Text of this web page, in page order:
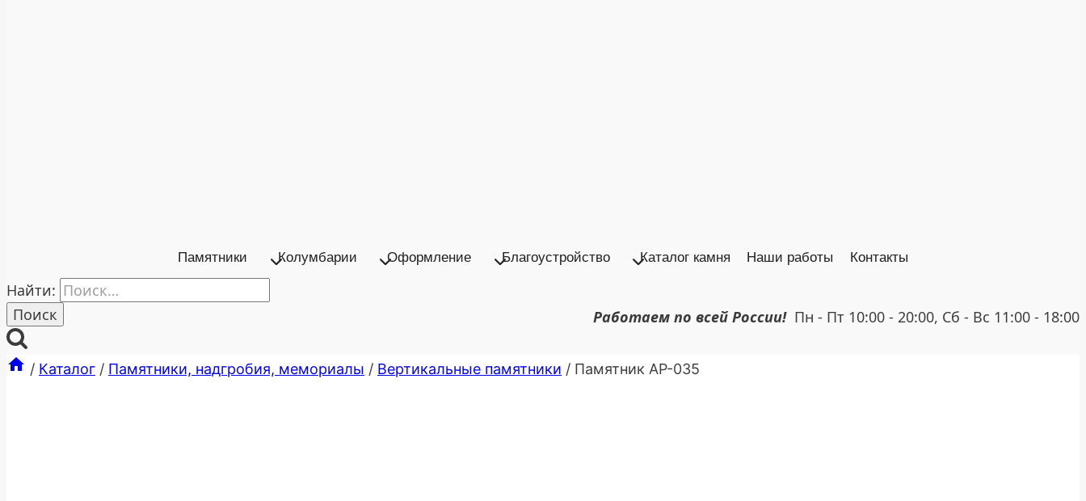
Памятники Колумбарии Оформление Благоустройство Каталог камня Наши работы Контакты
Найти:
Работаем по всей России! Пн - Пт 10:00 - 20:00, Сб - Вс 11:00 - 18:00
/ Каталог / Памятники, надгробия, мемориалы / Вертикальные памятники / Памятник АР-035